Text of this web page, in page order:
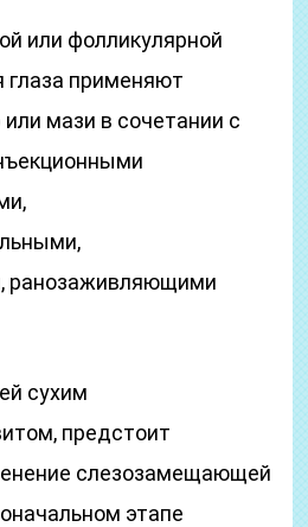
или фолликулярной
применяют
мази в сочетании с
ранозаживляющими
сухим
предстоит
слезозамещающей
этапе